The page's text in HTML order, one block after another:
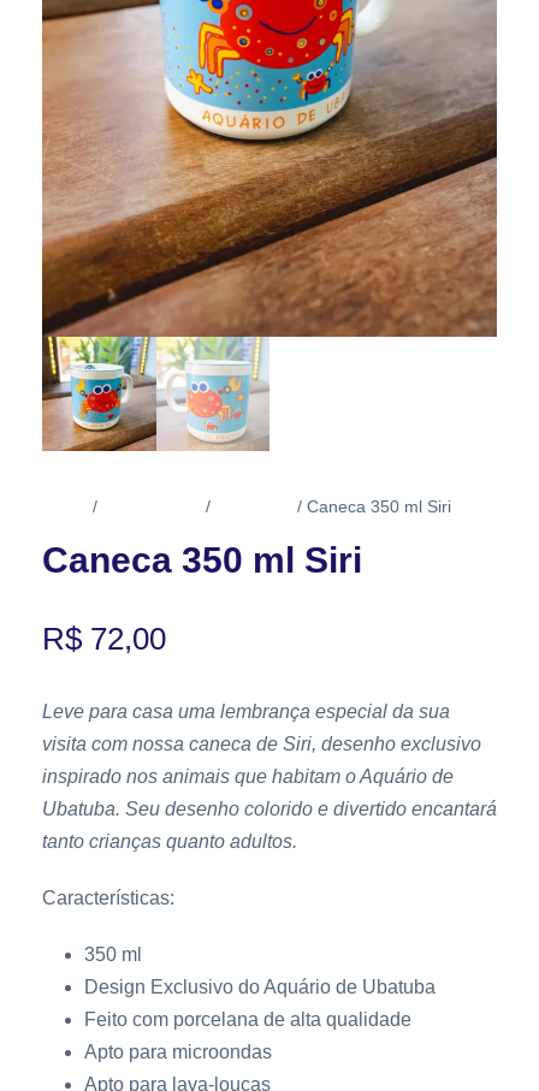
/ / / Caneca 350 ml Siri
Caneca 350 ml Siri
R$ 72,00
Leve para casa uma lembrança especial da sua
visita com nossa caneca de Siri, desenho exclusivo
inspirado nos animais que habitam o Aquário de
Ubatuba. Seu desenho colorido e divertido encantará
tanto crianças quanto adultos.
Características:
350 ml
Design Exclusivo do Aquário de Ubatuba
Feito com porcelana de alta qualidade
Apto para microondas
Apto para lava-louças